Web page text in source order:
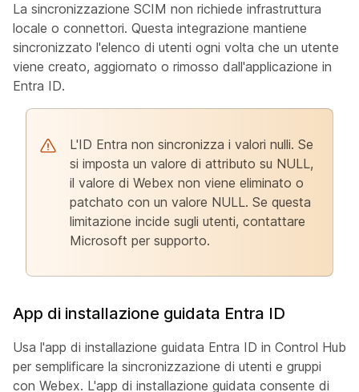
La sincronizzazione SCIM non richiede infrastruttura
locale o connettori. Questa integrazione mantiene
sincronizzato l'elenco di utenti ogni volta che un utente
viene creato, aggiornato o rimosso dall'applicazione in
Entra ID.
L'ID Entra non sincronizza i valori nulli. Se
si imposta un valore di attributo su NULL,
il valore di Webex non viene eliminato o
patchato con un valore NULL. Se questa
limitazione incide sugli utenti, contattare
Microsoft per supporto.
App di installazione guidata Entra ID
Usa l'app di installazione guidata Entra ID in Control Hub
per semplificare la sincronizzazione di utenti e gruppi
con Webex. L'app di installazione guidata consente di